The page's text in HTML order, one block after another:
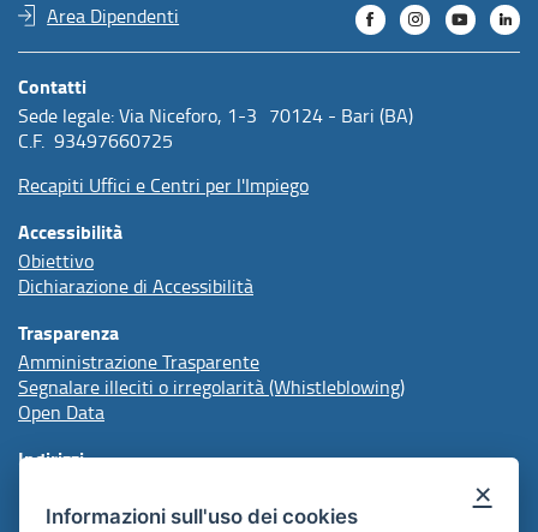
Area Dipendenti
Contatti
Sede legale: Via Niceforo, 1-3 70124 - Bari (BA)
C.F. 93497660725
Recapiti Uffici e Centri per l'Impiego
Accessibilità
Obiettivo
Dichiarazione di Accessibilità
Trasparenza
Amministrazione Trasparente
Segnalare illeciti o irregolarità (Whistleblowing)
Open Data
Indirizzi
protocollo@arpal.regione.puglia.it
×
Informazioni sull'uso dei cookies